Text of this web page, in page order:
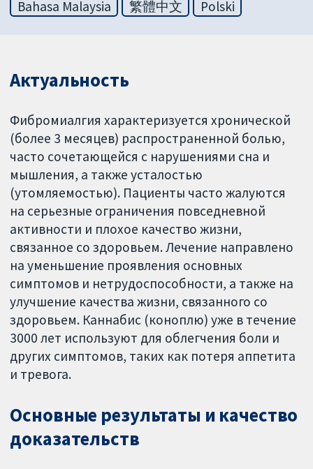
Bahasa Malaysia
繁體中文 Polski
Актуальность
Фибромиалгия характеризуется хронической
(более 3 месяцев) распространенной болью,
часто сочетающейся с нарушениями сна и
мышления, а также усталостью
(утомляемостью). Пациенты часто жалуются
на серьезные ограничения повседневной
активности и плохое качество жизни,
связанное со здоровьем. Лечение направлено
на уменьшение проявления основных
симптомов и нетрудоспособности, а также на
улучшение качества жизни, связанного со
здоровьем. Каннабис (коноплю) уже в течение
3000 лет используют для облегчения боли и
других симптомов, таких как потеря аппетита
и тревога.
Основные результаты и качество
доказательств